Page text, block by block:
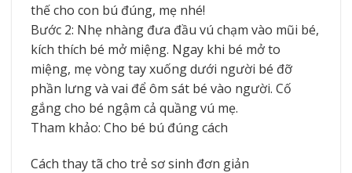
thế cho con bú đúng, mẹ nhé!
Bước 2: Nhẹ nhàng đưa đầu vú chạm vào mũi bé,
kích thích bé mở miệng. Ngay khi bé mở to
miệng, mẹ vòng tay xuống dưới người bé đỡ
phần lưng và vai để ôm sát bé vào người. Cố
gắng cho bé ngậm cả quầng vú mẹ.
Tham khảo: Cho bé bú đúng cách
Cách thay tã cho trẻ sơ sinh đơn giản